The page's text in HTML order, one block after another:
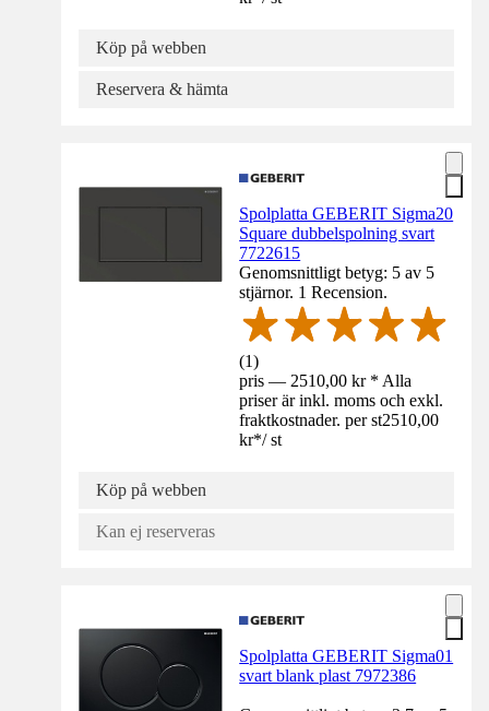
Köp på webben
Reservera & hämta
Spolplatta GEBERIT Sigma20
Square dubbelspolning svart
7722615
Genomsnittligt betyg: 5 av 5
stjärnor. 1 Recension.
(1)
pris — 2510,00 kr * Alla
priser är inkl. moms och exkl.
fraktkostnader. per st2510,00
kr*/ st
Köp på webben
Kan ej reserveras
Spolplatta GEBERIT Sigma01
svart blank plast 7972386